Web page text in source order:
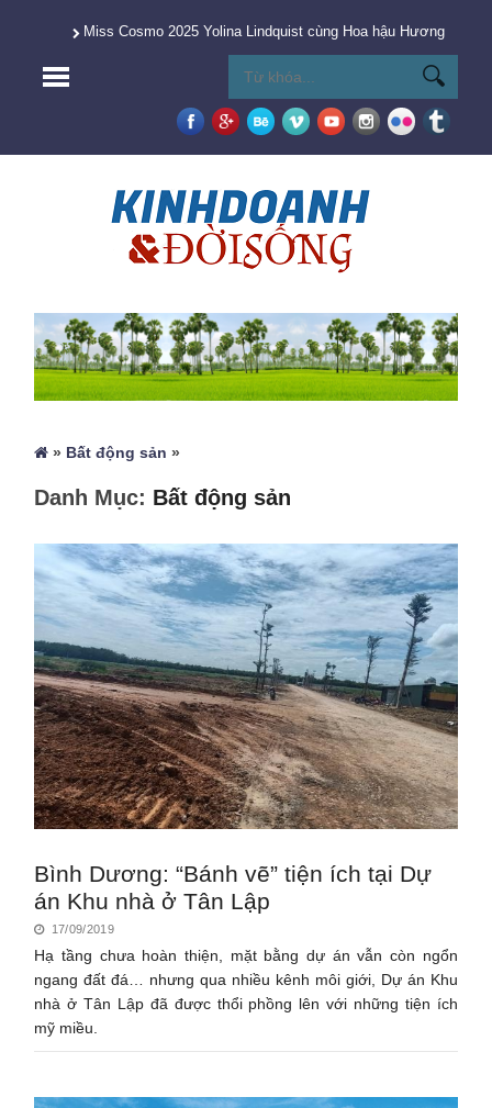
Miss Cosmo 2025 Yolina Lindquist cùng Hoa hậu Hương
» Bất động sản »
Danh Mục: Bất động sản
Bình Dương: “Bánh vẽ” tiện ích tại Dự
án Khu nhà ở Tân Lập
17/09/2019
Hạ tầng chưa hoàn thiện, mặt bằng dự án vẫn còn ngổn
ngang đất đá… nhưng qua nhiều kênh môi giới, Dự án Khu
nhà ở Tân Lập đã được thổi phồng lên với những tiện ích
mỹ miều.